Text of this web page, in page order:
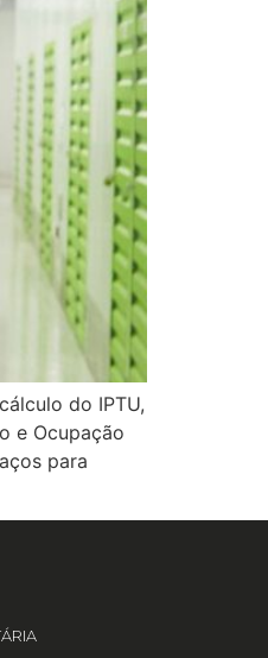
do IPTU,
e Ocupação
para